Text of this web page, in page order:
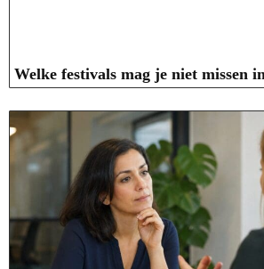
Welke festivals mag je niet missen